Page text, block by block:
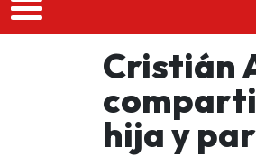
Cristián
hija y